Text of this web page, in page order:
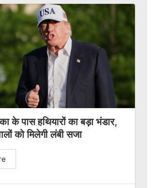
के पास हथियारों का बड़ा भंडार,
को मिलेगी लंबी सजा